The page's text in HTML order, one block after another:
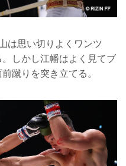
は思い切りよくワンツ
しかし江幡はよく見てブ
蹴りを突き立てる。